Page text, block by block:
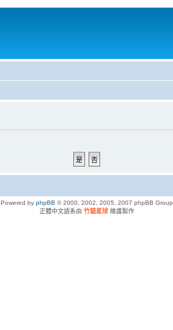
Powered by phpBB © 2000, 2002, 2005, 2007 phpBB Group
正體中文語系由 竹貓星球 維護製作